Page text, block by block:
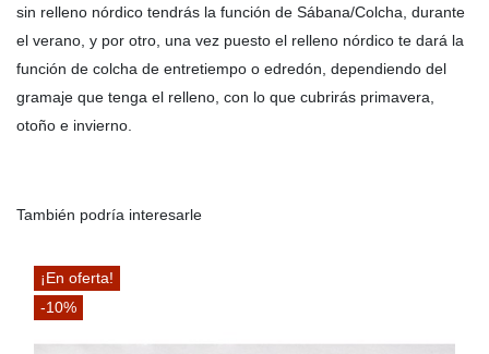
sin relleno nórdico tendrás la función de Sábana/Colcha, durante
el verano, y por otro, una vez puesto el relleno nórdico te dará la
función de colcha de entretiempo o edredón, dependiendo del
gramaje que tenga el relleno, con lo que cubrirás primavera,
otoño e invierno.
También podría interesarle
¡En oferta!
-10%